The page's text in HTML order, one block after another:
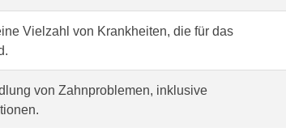
Vielzahl von Krankheiten, die für das
von Zahnproblemen, inklusive